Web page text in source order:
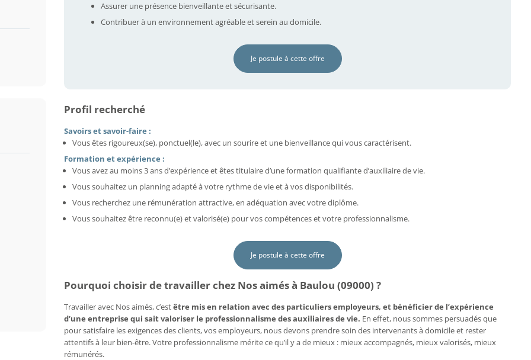
Assurer une présence bienveillante et sécurisante.
Contribuer à un environnement agréable et serein au domicile.
Je postule à cette offre
Profil recherché
Savoirs et savoir-faire :
Vous êtes rigoureux(se), ponctuel(le), avec un sourire et une bienveillance qui vous caractérisent.
Formation et expérience :
Vous avez au moins 3 ans d’expérience et êtes titulaire d’une formation qualifiante d’auxiliaire de vie.
Vous souhaitez un planning adapté à votre rythme de vie et à vos disponibilités.
Vous recherchez une rémunération attractive, en adéquation avec votre diplôme.
Vous souhaitez être reconnu(e) et valorisé(e) pour vos compétences et votre professionnalisme.
Je postule à cette offre
Pourquoi choisir de travailler chez Nos aimés à Baulou (09000) ?
Travailler avec Nos aimés, c’estêtre mis en relation avec des particuliers employeurs, et bénéficier de l’expérience
d’une entreprise qui sait valoriser le professionnalisme des auxiliaires de vie. En effet, nous sommes persuadés que
pour satisfaire les exigences des clients, vos employeurs, nous devons prendre soin des intervenants à domicile et rester
attentifs à leur bien-être. Votre professionnalisme mérite ce qu’il y a de mieux : mieux accompagnés, mieux valorisés, mieux
rémunérés.